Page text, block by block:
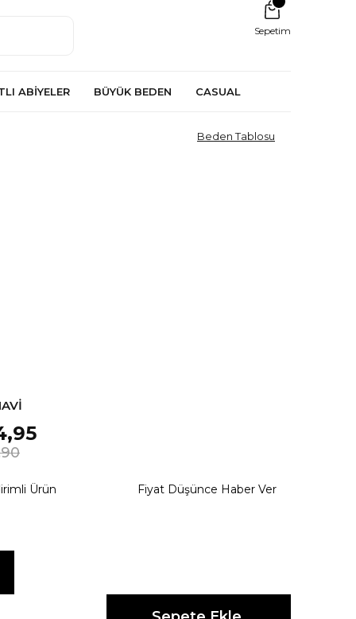
Sepetim
ABİYELER BÜYÜK BEDEN CASUAL
Ürün
Fiyat Düşünce Haber Ver
Beden Tablosu